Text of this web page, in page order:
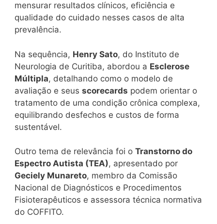
mensurar resultados clínicos, eficiência e
qualidade do cuidado nesses casos de alta
prevalência.
Na sequência, Henry Sato, do Instituto de
Neurologia de Curitiba, abordou a Esclerose
Múltipla, detalhando como o modelo de
avaliação e seus scorecards podem orientar o
tratamento de uma condição crônica complexa,
equilibrando desfechos e custos de forma
sustentável.
Outro tema de relevância foi o Transtorno do
Espectro Autista (TEA), apresentado por
Geciely Munareto, membro da Comissão
Nacional de Diagnósticos e Procedimentos
Fisioterapêuticos e assessora técnica normativa
do COFFITO.